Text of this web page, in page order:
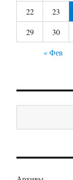
22 23
29
30
« Фев